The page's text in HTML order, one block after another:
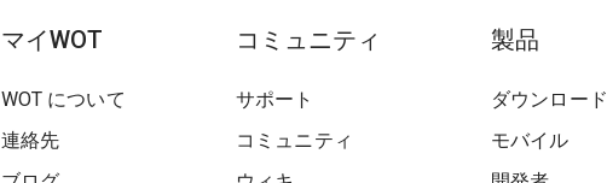
マイWOT
WOT について
連絡先
コミュニティ
サポート
コミュニティ
製品
ダウンロード
モバイル